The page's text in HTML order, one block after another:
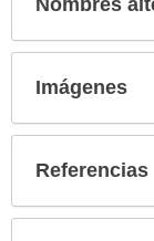
Nombres
Imágenes
Referencias